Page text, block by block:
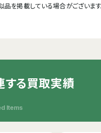
品を掲載している場合がございます
する買取実績
Items